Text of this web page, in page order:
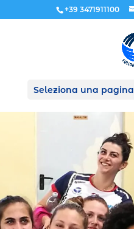
+39 3471911100
Seleziona una pagina